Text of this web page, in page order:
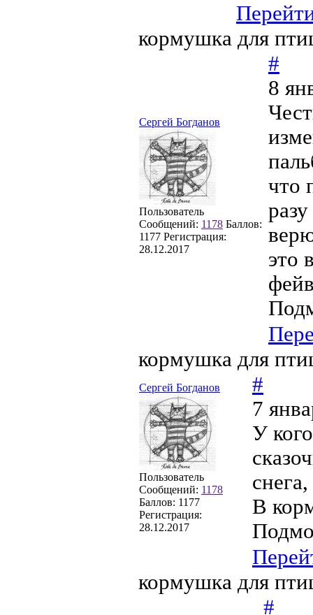
кормушка для
Сергей Богданов
Пользователь
Сообщений: 1178 Баллов:
1177 Регистрация:
28.12.2017
#
8
что
это
кормушка для
Сергей Богданов
Пользователь
Сообщений: 1178
Баллов: 1177
Регистрация:
28.12.2017
#
7
У
В
кормушка для
#